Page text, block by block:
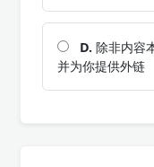
D. 除非内容
并为你提供外链